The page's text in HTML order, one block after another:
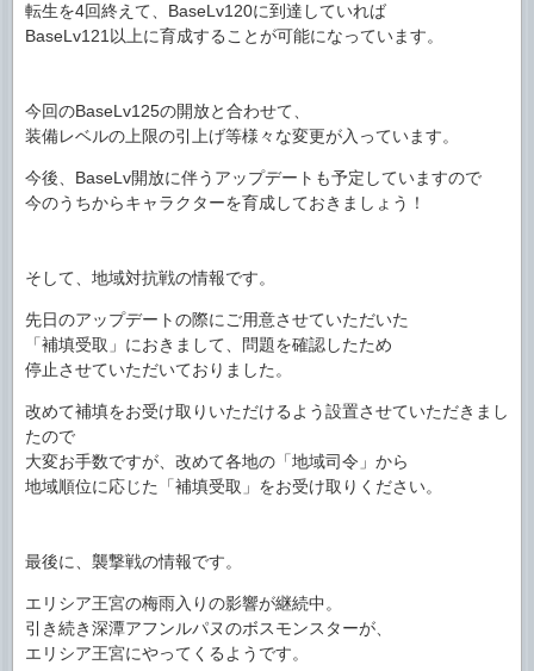
転生を4回終えて、BaseLv120に到達していれば
BaseLv121以上に育成することが可能になっています。
今回のBaseLv125の開放と合わせて、
装備レベルの上限の引上げ等様々な変更が入っています。
今後、BaseLv開放に伴うアップデートも予定していますので
今のうちからキャラクターを育成しておきましょう！
そして、地域対抗戦の情報です。
先日のアップデートの際にご用意させていただいた
「補填受取」におきまして、問題を確認したため
停止させていただいておりました。
改めて補填をお受け取りいただけるよう設置させていただきまし
たので
大変お手数ですが、改めて各地の「地域司令」から
地域順位に応じた「補填受取」をお受け取りください。
最後に、襲撃戦の情報です。
エリシア王宮の梅雨入りの影響が継続中。
引き続き深潭アフンルパヌのボスモンスターが、
エリシア王宮にやってくるようです。